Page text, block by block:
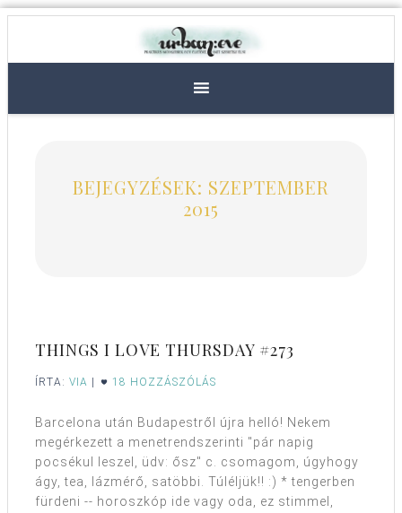
BEJEGYZÉSEK: SZEPTEMBER
2015
THINGS I LOVE THURSDAY #273
ÍRTA: VIA 18 HOZZÁSZÓLÁS
Barcelona után Budapestről újra helló! Nekem
megérkezett a menetrendszerinti "pár napig
pocsékul leszel, üdv: ősz" c. csomagom, úgyhogy
ágy, tea, lázmérő, satöbbi. Túléljük!! :) * tengerben
fürdeni -- horoszkóp ide vagy oda, ez stimmel,